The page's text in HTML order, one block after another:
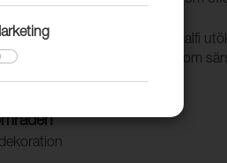
Vinyl Save behandling ger Amalfi
ISO 10993-10, kan ses som